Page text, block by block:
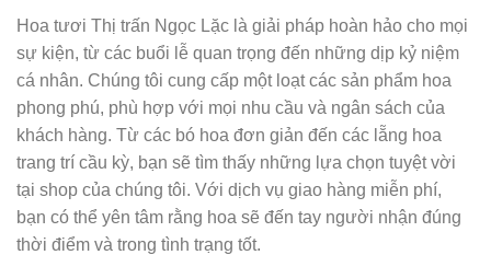
Hoa tươi Thị trấn Ngọc Lặc là giải pháp hoàn hảo cho mọi
sự kiện, từ các buổi lễ quan trọng đến những dịp kỷ niệm
cá nhân. Chúng tôi cung cấp một loạt các sản phẩm hoa
phong phú, phù hợp với mọi nhu cầu và ngân sách của
khách hàng. Từ các bó hoa đơn giản đến các lẵng hoa
trang trí cầu kỳ, bạn sẽ tìm thấy những lựa chọn tuyệt vời
tại shop của chúng tôi. Với dịch vụ giao hàng miễn phí,
bạn có thể yên tâm rằng hoa sẽ đến tay người nhận đúng
thời điểm và trong tình trạng tốt.